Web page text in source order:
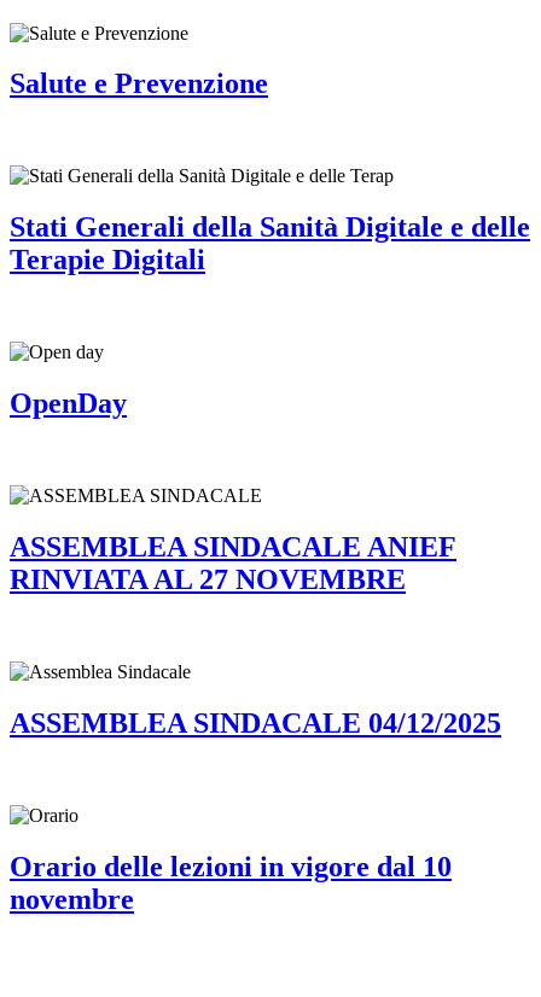
Salute e Prevenzione
Stati Generali della Sanità Digitale e delle
Terapie Digitali
OpenDay
ASSEMBLEA SINDACALE ANIEF
RINVIATA AL 27 NOVEMBRE
ASSEMBLEA SINDACALE 04/12/2025
Orario delle lezioni in vigore dal 10
novembre